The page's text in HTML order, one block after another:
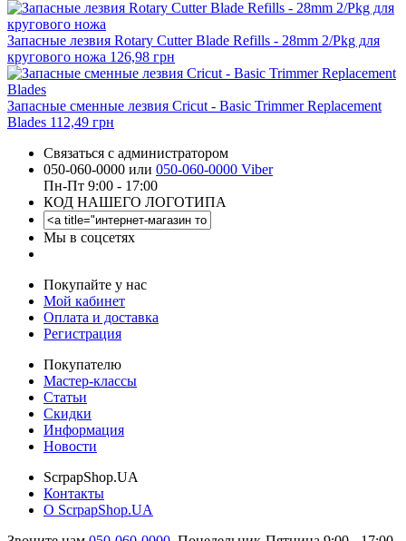
Запасные лезвия Rotary Cutter Blade Refills - 28mm 2/Pkg для
кругового ножа 126,98 грн
Запасные сменные лезвия Cricut - Basic Trimmer Replacement
Blades 112,49 грн
Связаться с администратором
050-060-0000 или 050-060-0000 Viber
Пн-Пт 9:00 - 17:00
КОД НАШЕГО ЛОГОТИПА
Мы в соцсетях
Покупайте у нас
Мой кабинет
Оплата и доставка
Регистрация
Покупателю
Мастер-классы
Статьи
Скидки
Информация
Новости
ScrpapShop.UA
Контакты
О ScrpapShop.UA